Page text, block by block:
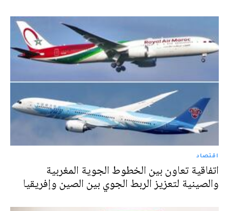
اقتصاد
اتفاقية تعاون بين الخطوط الجوية المغربية
والصينية لتعزيز الربط الجوي بين الصين وإفريقيا